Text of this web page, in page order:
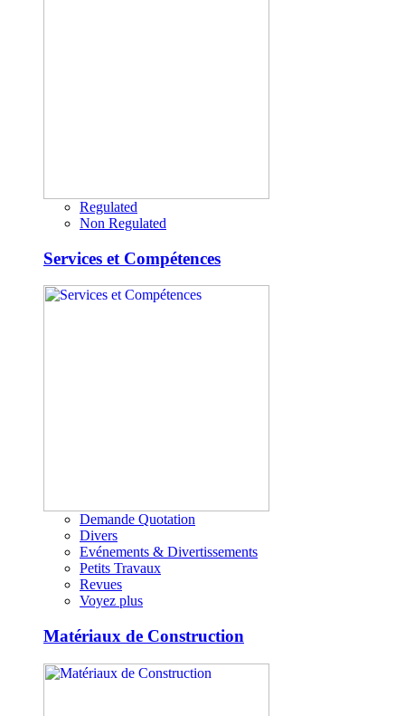
Regulated
Non Regulated
Services et Compétences
Demande Quotation
Divers
Evénements & Divertissements
Petits Travaux
Revues
Voyez plus
Matériaux de Construction